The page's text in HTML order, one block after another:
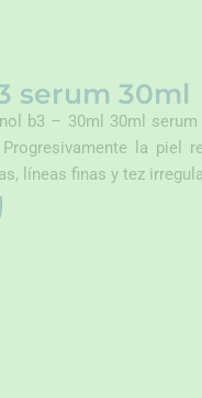
serum 30ml
b3 – 30ml 30ml
la piel
líneas finas y tez